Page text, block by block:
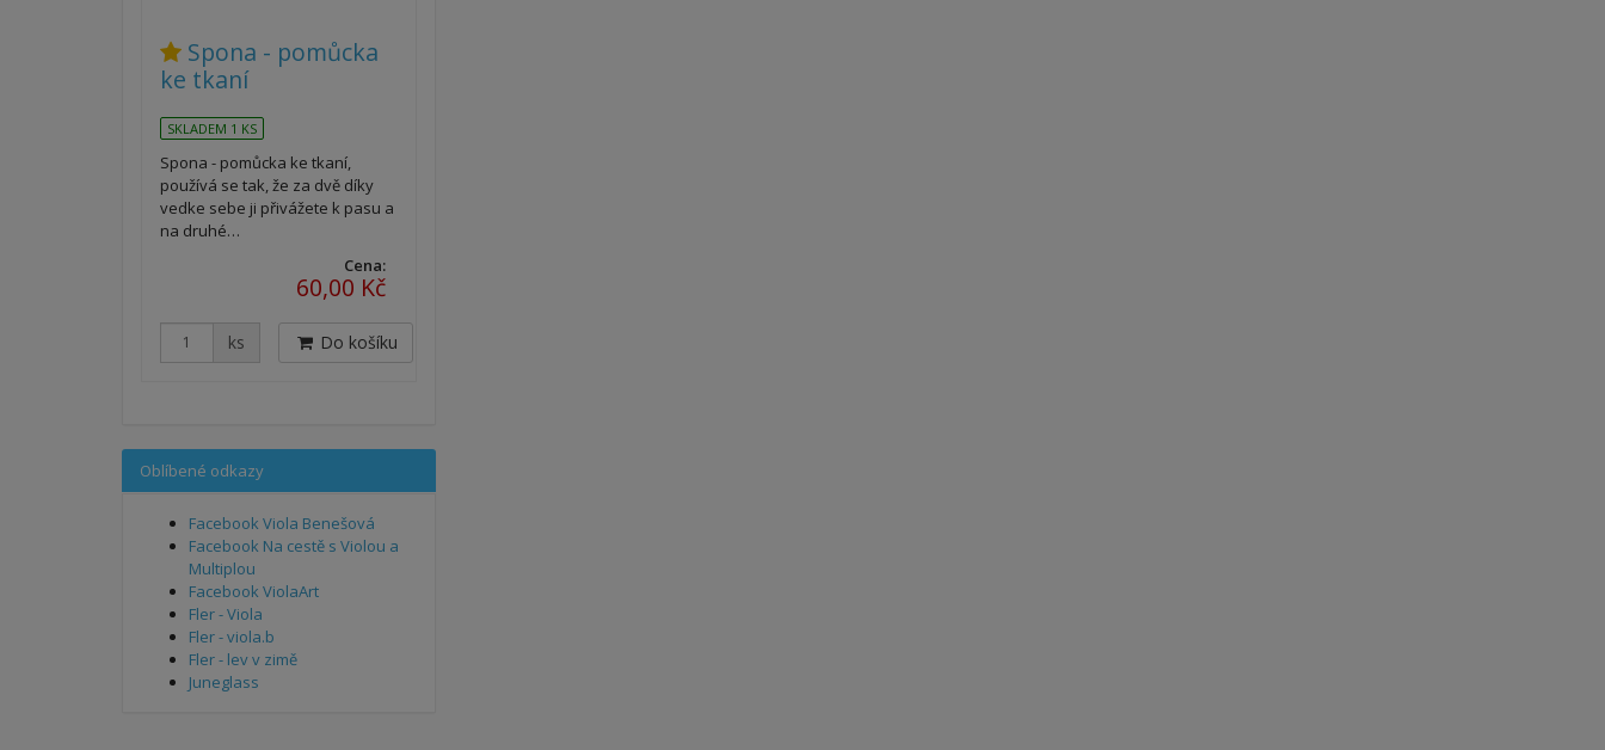
Spona - pomůcka
ke tkaní
SKLADEM 1 KS
Spona - pomůcka ke tkaní,
používá se tak, že za dvě díky
vedke sebe ji přivážete k pasu a
na druhé…
Cena:
60,00 Kč
ks Do košíku
Oblíbené odkazy
Facebook Viola Benešová
Facebook Na cestě s Violou a
Multiplou
Facebook ViolaArt
Fler - Viola
Fler - viola.b
Fler - lev v zimě
Juneglass